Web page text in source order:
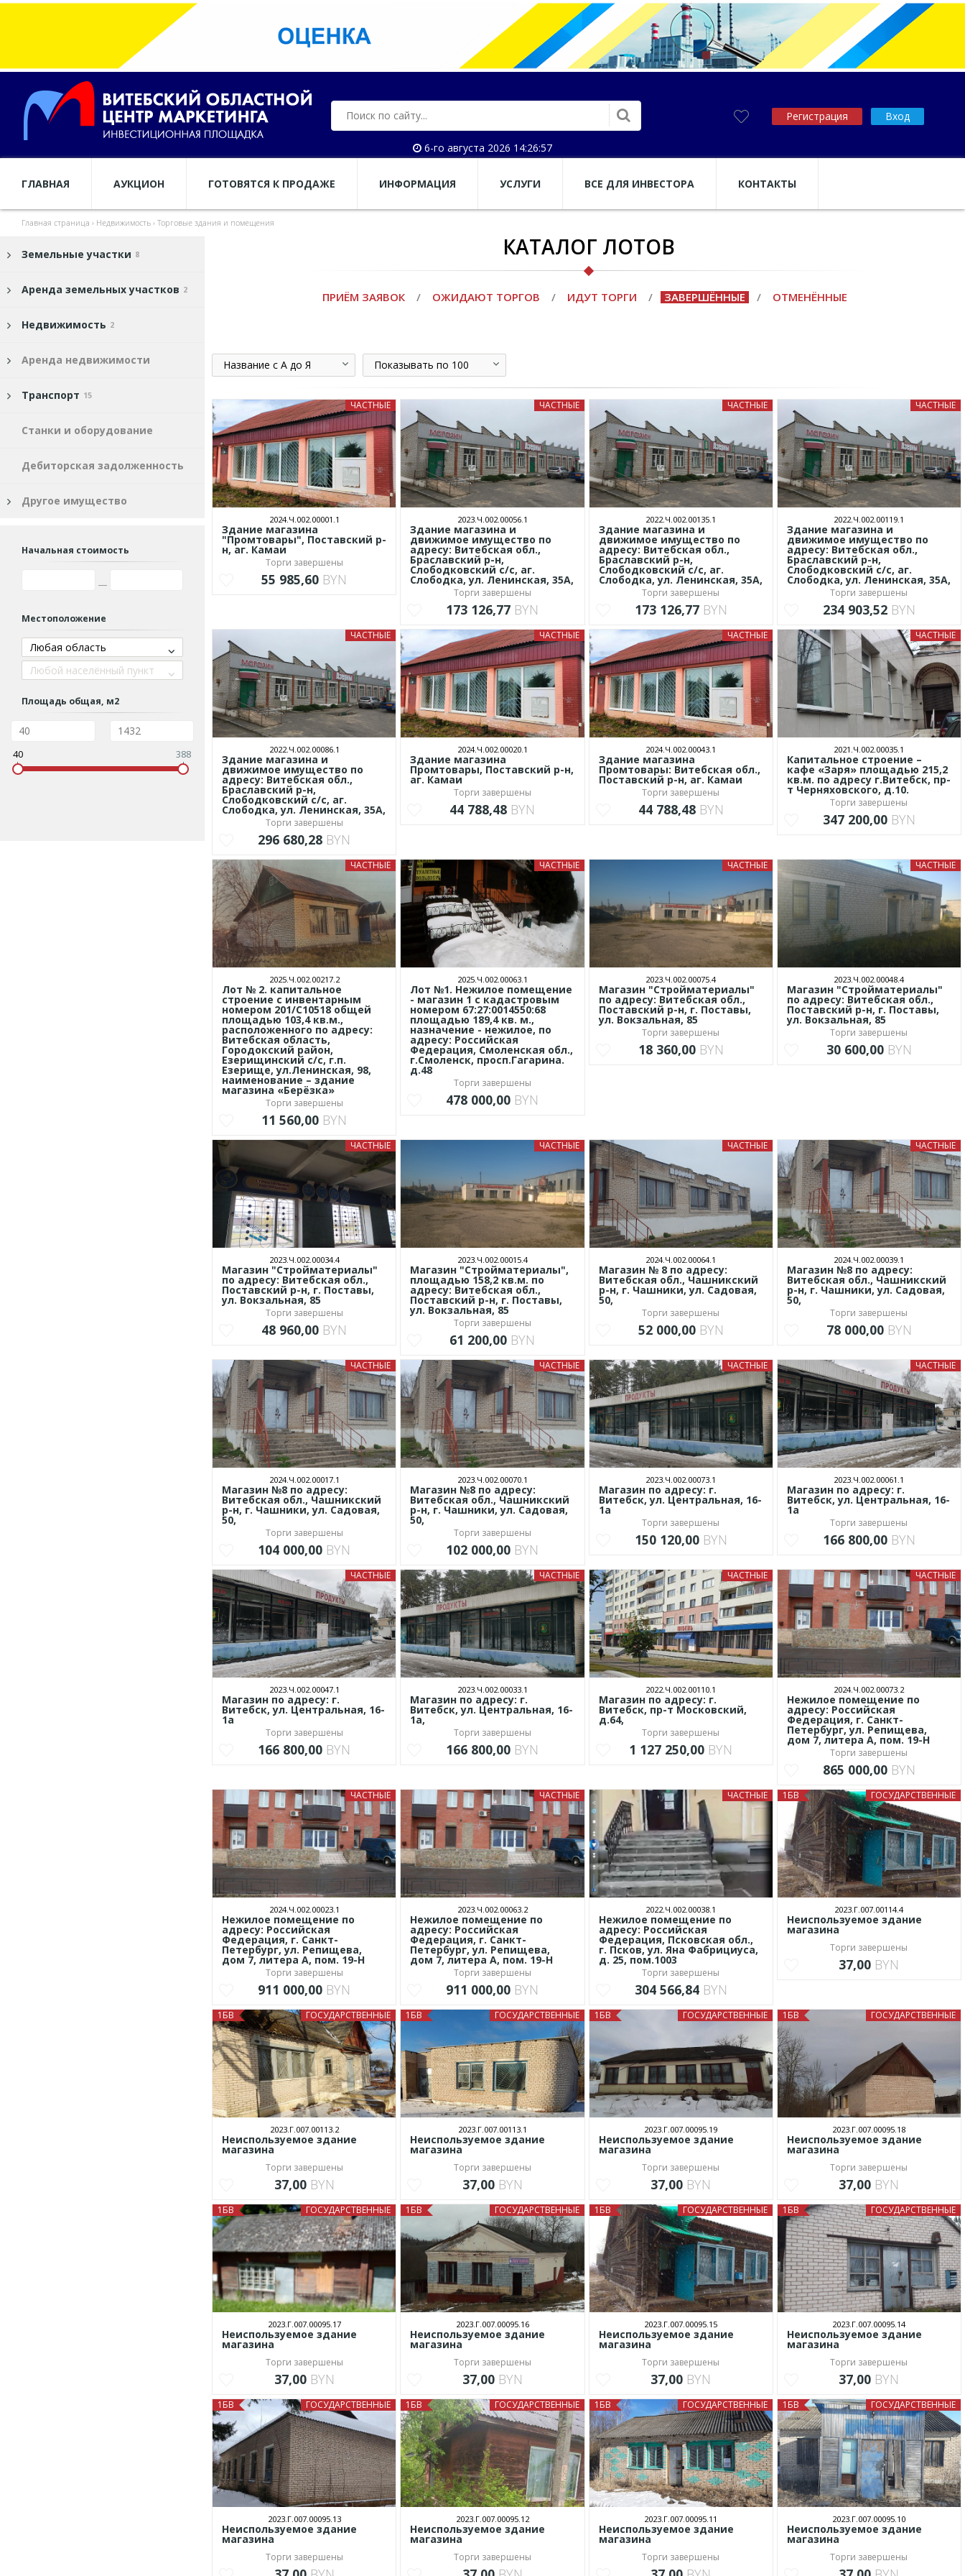
Регистрация Вход
6-го августа 2026 14:26:58
ГЛАВНАЯ АУКЦИОН ГОТОВЯТСЯ К ПРОДАЖЕ ИНФОРМАЦИЯ УСЛУГИ ВСЕ ДЛЯ ИНВЕСТОРА КОНТАКТЫ
Главная страница › Недвижимость › Торговые здания и помещения
Земельные участки 8
Аренда земельных участков 2
Недвижимость 2
Аренда недвижимости
Транспорт 15
Станки и оборудование
Дебиторская задолженность
Другое имущество
Начальная стоимость
Местоположение
Любая область
Любой населённый пункт
Площадь общая, м2
40 388
КАТАЛОГ ЛОТОВ
ПРИЁМ ЗАЯВОК / ОЖИДАЮТ ТОРГОВ / ИДУТ ТОРГИ / ЗАВЕРШЁННЫЕ / ОТМЕНЁННЫЕ
Название с А до Я Показывать по 100
ЧАСТНЫЕ
2024.Ч.002.00001.1
Здание магазина
"Промтовары", Поставский р-
н, аг. Камаи
Торги завершены
55 985,60 BYN
ЧАСТНЫЕ
2023.Ч.002.00056.1
Здание магазина и
движимое имущество по
адресу: Витебская обл.,
Браславский р-н,
Слободковский с/с, аг.
Слободка, ул. Ленинская, 35А,
Торги завершены
173 126,77 BYN
ЧАСТНЫЕ
2022.Ч.002.00135.1
Здание магазина и
движимое имущество по
адресу: Витебская обл.,
Браславский р-н,
Слободковский с/с, аг.
Слободка, ул. Ленинская, 35А,
Торги завершены
173 126,77 BYN
ЧАСТНЫЕ
2022.Ч.002.00119.1
Здание магазина и
движимое имущество по
адресу: Витебская обл.,
Браславский р-н,
Слободковский с/с, аг.
Слободка, ул. Ленинская, 35А,
Торги завершены
234 903,52 BYN
ЧАСТНЫЕ
2022.Ч.002.00086.1
Здание магазина и
движимое имущество по
адресу: Витебская обл.,
Браславский р-н,
Слободковский с/с, аг.
Слободка, ул. Ленинская, 35А,
Торги завершены
296 680,28 BYN
ЧАСТНЫЕ
2024.Ч.002.00020.1
Здание магазина
Промтовары, Поставский р-н,
аг. Камаи
Торги завершены
44 788,48 BYN
ЧАСТНЫЕ
2024.Ч.002.00043.1
Здание магазина
Промтовары: Витебская обл.,
Поставский р-н, аг. Камаи
Торги завершены
44 788,48 BYN
ЧАСТНЫЕ
2021.Ч.002.00035.1
Капитальное строение –
кафе «Заря» площадью 215,2
кв.м. по адресу г.Витебск, пр-
т Черняховского, д.10.
Торги завершены
347 200,00 BYN
ЧАСТНЫЕ
2025.Ч.002.00217.2
Лот № 2. капитальное
строение с инвентарным
номером 201/С10518 общей
площадью 103,4 кв.м.,
расположенного по адресу:
Витебская область,
Городокский район,
Езерищинский с/с, г.п.
Езерище, ул.Ленинская, 98,
наименование – здание
магазина «Берёзка»
Торги завершены
11 560,00 BYN
ЧАСТНЫЕ
2025.Ч.002.00063.1
Лот №1. Нежилое помещение
- магазин 1 с кадастровым
номером 67:27:0014550:68
площадью 189,4 кв. м.,
назначение - нежилое, по
адресу: Российская
Федерация, Смоленская обл.,
г.Смоленск, просп.Гагарина.
д.48
Торги завершены
478 000,00 BYN
ЧАСТНЫЕ
2023.Ч.002.00075.4
Магазин "Стройматериалы"
по адресу: Витебская обл.,
Поставский р-н, г. Поставы,
ул. Вокзальная, 85
Торги завершены
18 360,00 BYN
ЧАСТНЫЕ
2023.Ч.002.00048.4
Магазин "Стройматериалы"
по адресу: Витебская обл.,
Поставский р-н, г. Поставы,
ул. Вокзальная, 85
Торги завершены
30 600,00 BYN
ЧАСТНЫЕ
2023.Ч.002.00034.4
Магазин "Стройматериалы"
по адресу: Витебская обл.,
Поставский р-н, г. Поставы,
ул. Вокзальная, 85
Торги завершены
48 960,00 BYN
ЧАСТНЫЕ
2023.Ч.002.00015.4
Магазин "Стройматериалы",
площадью 158,2 кв.м. по
адресу: Витебская обл.,
Поставский р-н, г. Поставы,
ул. Вокзальная, 85
Торги завершены
61 200,00 BYN
ЧАСТНЫЕ
2024.Ч.002.00064.1
Магазин № 8 по адресу:
Витебская обл., Чашникский
р-н, г. Чашники, ул. Садовая,
50,
Торги завершены
52 000,00 BYN
ЧАСТНЫЕ
2024.Ч.002.00039.1
Магазин №8 по адресу:
Витебская обл., Чашникский
р-н, г. Чашники, ул. Садовая,
50,
Торги завершены
78 000,00 BYN
ЧАСТНЫЕ
2024.Ч.002.00017.1
Магазин №8 по адресу:
Витебская обл., Чашникский
р-н, г. Чашники, ул. Садовая,
50,
Торги завершены
104 000,00 BYN
ЧАСТНЫЕ
2023.Ч.002.00070.1
Магазин №8 по адресу:
Витебская обл., Чашникский
р-н, г. Чашники, ул. Садовая,
50,
Торги завершены
102 000,00 BYN
ЧАСТНЫЕ
2023.Ч.002.00073.1
Магазин по адресу: г.
Витебск, ул. Центральная, 16-
1а
Торги завершены
150 120,00 BYN
ЧАСТНЫЕ
2023.Ч.002.00061.1
Магазин по адресу: г.
Витебск, ул. Центральная, 16-
1а
Торги завершены
166 800,00 BYN
ЧАСТНЫЕ
2023.Ч.002.00047.1
Магазин по адресу: г.
Витебск, ул. Центральная, 16-
1а
Торги завершены
166 800,00 BYN
ЧАСТНЫЕ
2023.Ч.002.00033.1
Магазин по адресу: г.
Витебск, ул. Центральная, 16-
1а,
Торги завершены
166 800,00 BYN
ЧАСТНЫЕ
2022.Ч.002.00110.1
Магазин по адресу: г.
Витебск, пр-т Московский,
д.64,
Торги завершены
1 127 250,00 BYN
ЧАСТНЫЕ
2024.Ч.002.00073.2
Нежилое помещение по
адресу: Российская
Федерация, г. Санкт-
Петербург, ул. Репищева,
дом 7, литера А, пом. 19-Н
Торги завершены
865 000,00 BYN
ЧАСТНЫЕ
2024.Ч.002.00023.1
Нежилое помещение по
адресу: Российская
Федерация, г. Санкт-
Петербург, ул. Репищева,
дом 7, литера А, пом. 19-Н
Торги завершены
911 000,00 BYN
ЧАСТНЫЕ
2023.Ч.002.00063.2
Нежилое помещение по
адресу: Российская
Федерация, г. Санкт-
Петербург, ул. Репищева,
дом 7, литера А, пом. 19-Н
Торги завершены
911 000,00 BYN
ЧАСТНЫЕ
2022.Ч.002.00038.1
Нежилое помещение по
адресу: Российская
Федерация, Псковская обл.,
г. Псков, ул. Яна Фабрициуса,
д. 25, пом.1003
Торги завершены
304 566,84 BYN
ГОСУДАРСТВЕННЫЕ
1БВ
2023.Г.007.00114.4
Неиспользуемое здание
магазина
Торги завершены
37,00 BYN
ГОСУДАРСТВЕННЫЕ
1БВ
2023.Г.007.00113.2
Неиспользуемое здание
магазина
Торги завершены
37,00 BYN
ГОСУДАРСТВЕННЫЕ
1БВ
2023.Г.007.00113.1
Неиспользуемое здание
магазина
Торги завершены
37,00 BYN
ГОСУДАРСТВЕННЫЕ
1БВ
2023.Г.007.00095.19
Неиспользуемое здание
магазина
Торги завершены
37,00 BYN
ГОСУДАРСТВЕННЫЕ
1БВ
2023.Г.007.00095.18
Неиспользуемое здание
магазина
Торги завершены
37,00 BYN
ГОСУДАРСТВЕННЫЕ
1БВ
2023.Г.007.00095.17
Неиспользуемое здание
магазина
Торги завершены
37,00 BYN
ГОСУДАРСТВЕННЫЕ
1БВ
2023.Г.007.00095.16
Неиспользуемое здание
магазина
Торги завершены
37,00 BYN
ГОСУДАРСТВЕННЫЕ
1БВ
2023.Г.007.00095.15
Неиспользуемое здание
магазина
Торги завершены
37,00 BYN
ГОСУДАРСТВЕННЫЕ
1БВ
2023.Г.007.00095.14
Неиспользуемое здание
магазина
Торги завершены
37,00 BYN
ГОСУДАРСТВЕННЫЕ
1БВ
2023.Г.007.00095.13
Неиспользуемое здание
магазина
Торги завершены
ГОСУДАРСТВЕННЫЕ
1БВ
2023.Г.007.00095.12
Неиспользуемое здание
магазина
Торги завершены
ГОСУДАРСТВЕННЫЕ
1БВ
2023.Г.007.00095.11
Неиспользуемое здание
магазина
Торги завершены
ГОСУДАРСТВЕННЫЕ
1БВ
2023.Г.007.00095.10
Неиспользуемое здание
магазина
Торги завершены